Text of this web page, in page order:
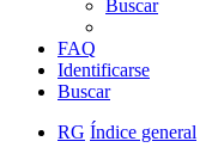
Buscar
FAQ
Identificarse
Buscar
RG Índice general